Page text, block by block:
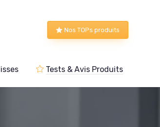
Nos TOPs produits
Tests & Avis Produits